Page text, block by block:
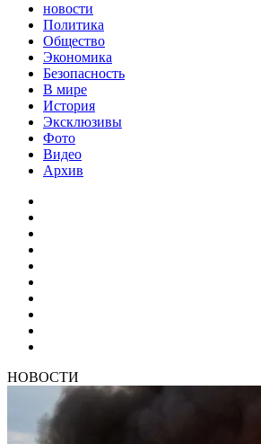
новости
Политика
Общество
Экономика
Безопасность
В мире
История
Эксклюзивы
Фото
Видео
Архив
НОВОСТИ